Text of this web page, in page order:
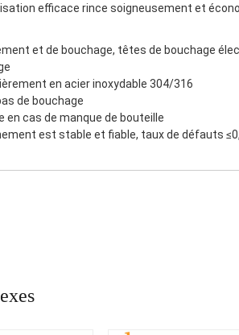
efficace rince soigneusement et
et de bouchage, têtes de bouchage
en acier inoxydable 304/316
de bouchage
en cas de manque de bouteille
est stable et fiable, taux de défauts